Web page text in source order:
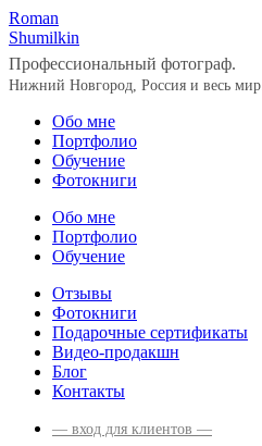
Roman
Shumilkin
Профессиональный фотограф.
Нижний Новгород, Россия и весь мир.
Обо мне
Портфолио
Обучение
Фотокниги
Обо мне
Портфолио
Обучение
Отзывы
Фотокниги
Подарочные сертификаты
Видео-продакшн
Блог
Контакты
— вход для клиентов —